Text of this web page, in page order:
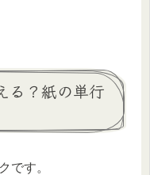
る？紙の単行
です。​